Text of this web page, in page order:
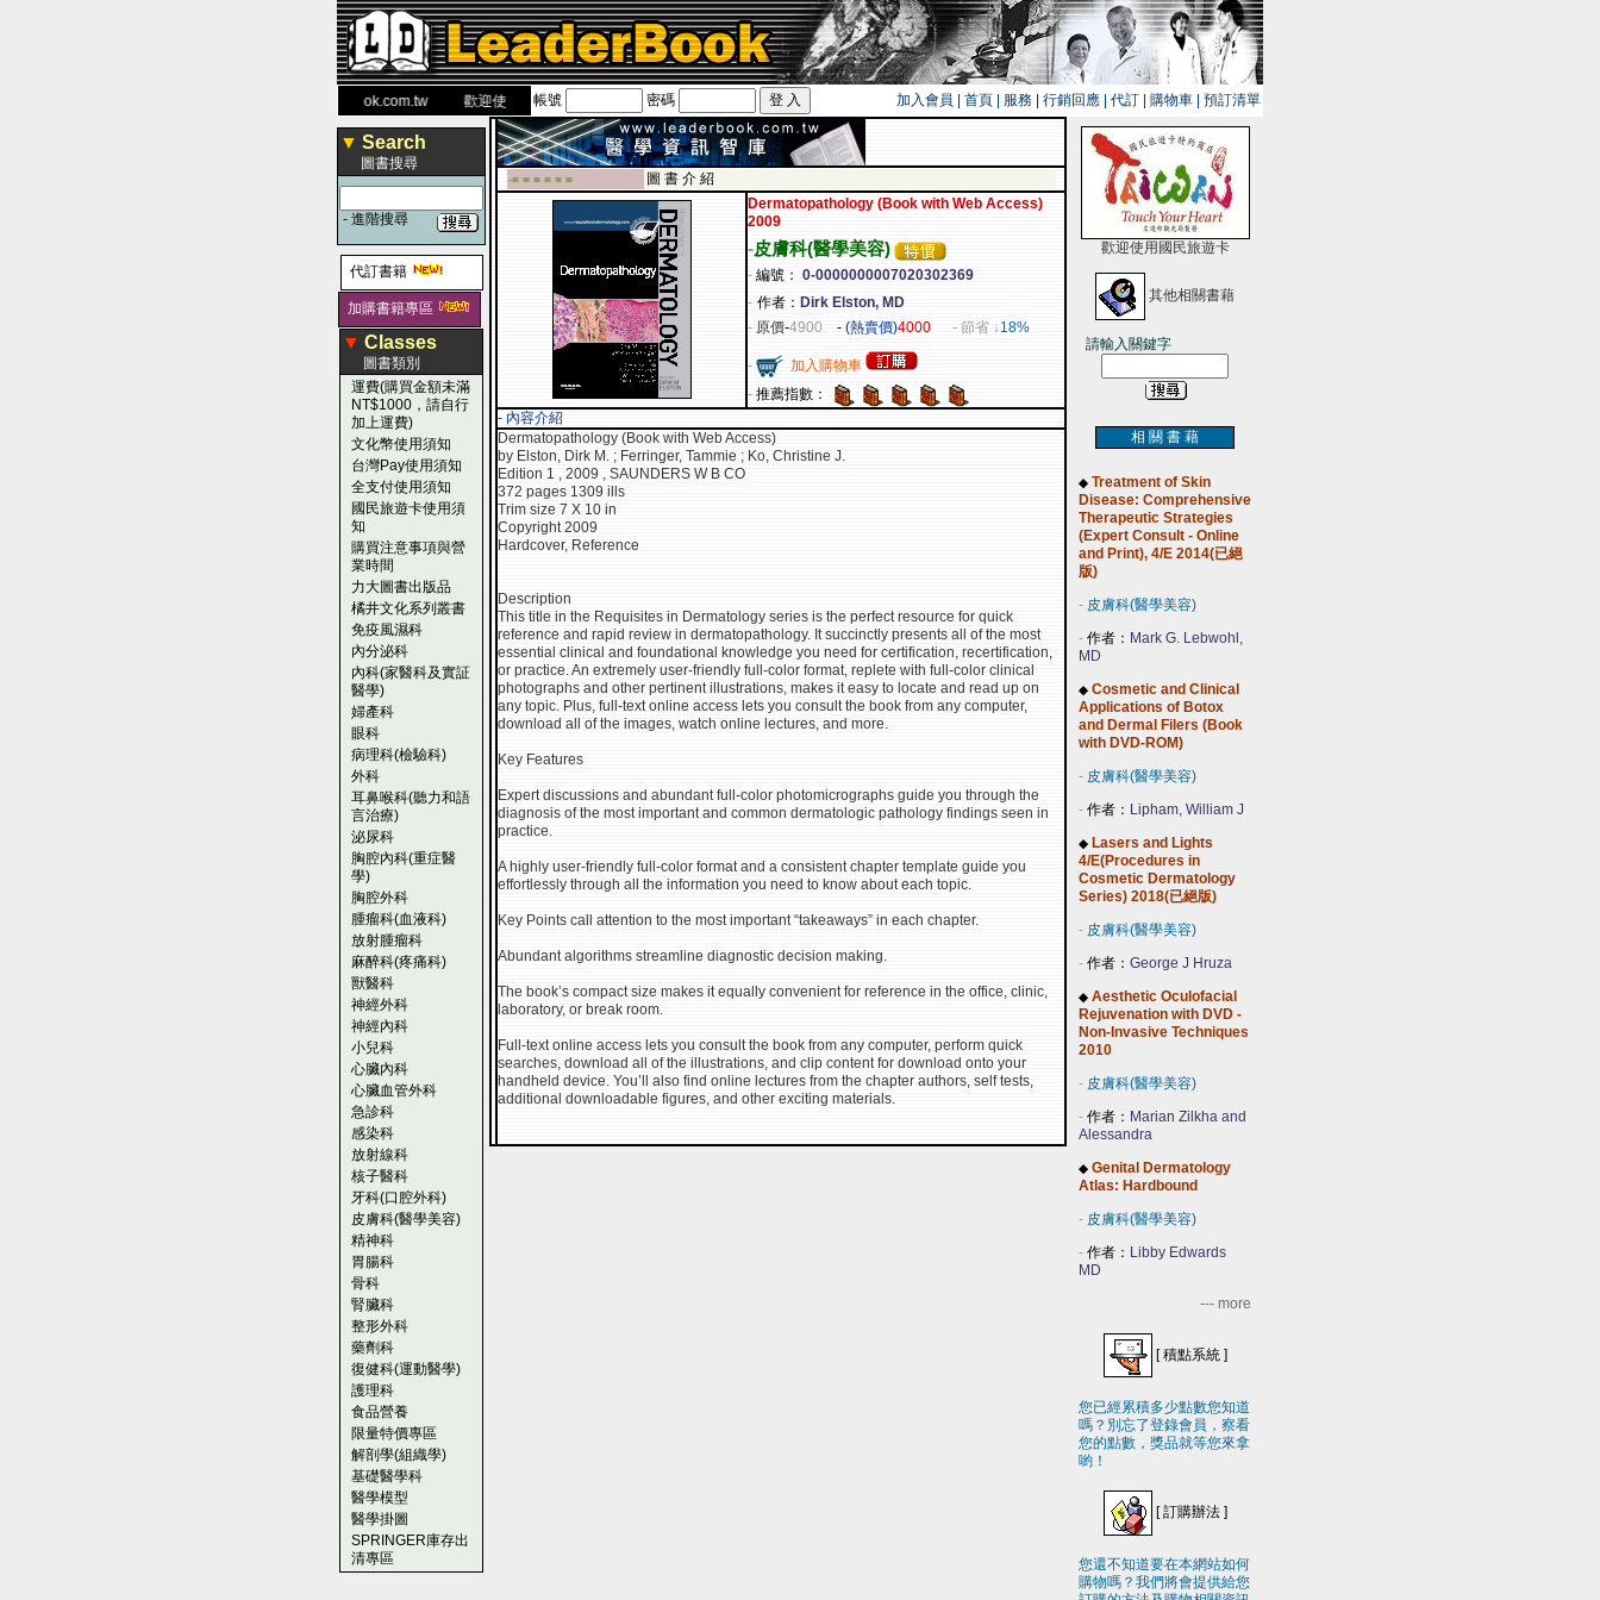
www.leaderbook.com.tw歡迎使用 國民旅遊卡！！
帳號 密碼 加入會員 首頁 服務 行銷回應 代訂 購物車 預訂清單
▼ Search
圖書搜尋
- 進階搜尋
代訂書籍
加購書籍專區
▼ Classes
圖書類別
運費(購買金額未滿
NT$1000，請自行
加上運費)
文化幣使用須知
台灣Pay使用須知
全支付使用須知
國民旅遊卡使用須
知
購買注意事項與營
業時間
力大圖書出版品
橘井文化系列叢書
免疫風濕科
內分泌科
內科(家醫科及實証
醫學)
婦產科
眼科
病理科(檢驗科)
外科
耳鼻喉科(聽力和語
言治療)
泌尿科
胸腔內科(重症醫
學)
胸腔外科
腫瘤科(血液科)
放射腫瘤科
麻醉科(疼痛科)
獸醫科
神經外科
神經內科
小兒科
心臟內科
心臟血管外科
急診科
感染科
放射線科
核子醫科
牙科(口腔外科)
皮膚科(醫學美容)
精神科
胃腸科
骨科
腎臟科
整形外科
藥劑科
復健科(運動醫學)
護理科
食品營養
限量特價專區
解剖學(組織學)
基礎醫學科
醫學模型
醫學掛圖
SPRINGER庫存出
清專區
-■ ■ ■ ■ ■ ■
圖 書 介 紹
Dermatopathology (Book with Web Access)
2009
-皮膚科(醫學美容)
- 編號： 0-0000000007020302369
- 作者： Dirk Elston, MD
- 原價-4900 - (熱賣價)4000 - 節省 ↓18%
-
加入購物車
- 推薦指數：
- 內容介紹
Dermatopathology (Book with Web Access)
by Elston, Dirk M. ; Ferringer, Tammie ; Ko, Christine J.
Edition 1 , 2009 , SAUNDERS W B CO
372 pages 1309 ills
Trim size 7 X 10 in
Copyright 2009
Hardcover, Reference
Description
This title in the Requisites in Dermatology series is the perfect resource for quick
reference and rapid review in dermatopathology. It succinctly presents all of the most
essential clinical and foundational knowledge you need for certification, recertification,
or practice. An extremely user-friendly full-color format, replete with full-color clinical
photographs and other pertinent illustrations, makes it easy to locate and read up on
any topic. Plus, full-text online access lets you consult the book from any computer,
download all of the images, watch online lectures, and more.
Key Features
Expert discussions and abundant full-color photomicrographs guide you through the
diagnosis of the most important and common dermatologic pathology findings seen in
practice.
A highly user-friendly full-color format and a consistent chapter template guide you
effortlessly through all the information you need to know about each topic.
Key Points call attention to the most important “takeaways” in each chapter.
Abundant algorithms streamline diagnostic decision making.
The book’s compact size makes it equally convenient for reference in the office, clinic,
laboratory, or break room.
Full-text online access lets you consult the book from any computer, perform quick
searches, download all of the illustrations, and clip content for download onto your
handheld device. You’ll also find online lectures from the chapter authors, self tests,
additional downloadable figures, and other exciting materials.
歡迎使用國民旅遊卡
其他相關書藉
請輸入關鍵字
相 關 書 藉
◆ Treatment of Skin
Disease: Comprehensive
Therapeutic Strategies
(Expert Consult - Online
and Print), 4/E 2014(已絕
版)
- 皮膚科(醫學美容)
- 作者： Mark G. Lebwohl,
MD
◆ Cosmetic and Clinical
Applications of Botox
and Dermal Filers (Book
with DVD-ROM)
- 皮膚科(醫學美容)
- 作者： Lipham, William J
◆ Lasers and Lights
4/E(Procedures in
Cosmetic Dermatology
Series) 2018(已絕版)
- 皮膚科(醫學美容)
- 作者： George J Hruza
◆ Aesthetic Oculofacial
Rejuvenation with DVD -
Non-Invasive Techniques
2010
- 皮膚科(醫學美容)
- 作者： Marian Zilkha and
Alessandra
◆ Genital Dermatology
Atlas: Hardbound
- 皮膚科(醫學美容)
- 作者： Libby Edwards
MD
--- more
[積點系統 ]
您已經累積多少點數您知道
嗎？別忘了登錄會員，察看
您的點數，獎品就等您來拿
喲！
[訂購辦法]
您還不知道要在本網站如何
購物嗎？我們將會提供給您